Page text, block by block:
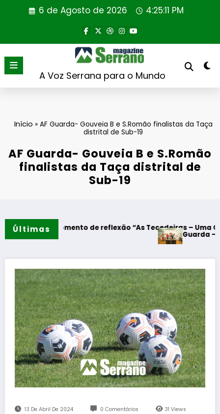
6 de Agosto de 2026 4:25:11 PM
A Voz Serrana para o Mundo
Início » AF Guarda- Gouveia B e S.Romão finalistas da Taça
distrital de Sub-19
AF Guarda- Gouveia B e S.Romão
finalistas da Taça distrital de
Sub-19
Últimas
– Momento de reflexão “As Tecedeiras – Uma Questão
Guarda –
13 De Abril De 2024 0 Comentários 31Views